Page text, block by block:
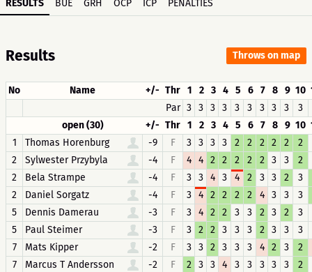
RESULTS BUE GRH OCP ICP PENALTIES
Results Throws on map
No Name +/- Thr 1 2 3 4 5 6 7 8 9 10
Par 3 3 3 3 3 3 3 3 3
3
open (30)
+/- Thr 1 2 3 4 5 6 7 8 9 10
1
Thomas Horenburg -9 F 3 3 3 3 2 2 2 2 2
2
2
Sylwester Przybyla -4 F 4 4 2 2 2 2 2 3 3
2
2
Bela Strampe -4 F 3 3 4 3 4 2 3 3 2
3
2
Daniel Sorgatz -4 F 3 4 2 2 2 2 4 3 3
3
5
Dennis Damerau -3 F 3 4 2 2 3 3 2 3 2
3
5
Paul Steimer -3 F 3 2 2 3 3 3 2 3 3
3
7
Mats Kipper -2 F 3 3 2 3 3 3 4 2 3
2
7
Marcus T Andersson -2 F 2 3 3 4 3 3 3 3 3
2